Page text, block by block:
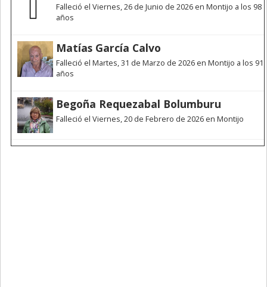
Falleció el Viernes, 26 de Junio de 2026 en Montijo a los 98
años
Matías García Calvo
Falleció el Martes, 31 de Marzo de 2026 en Montijo a los 91
años
Begoña Requezabal Bolumburu
Falleció el Viernes, 20 de Febrero de 2026 en Montijo